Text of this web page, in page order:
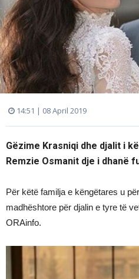
14:51 | 08 April 2019
Gëzime Krasniqi dhe djalit i
Remzie Osmanit dje i dhanë
Për këtë familja e këngëtares u
madhështore për djalin e tyre të
ORAinfo.